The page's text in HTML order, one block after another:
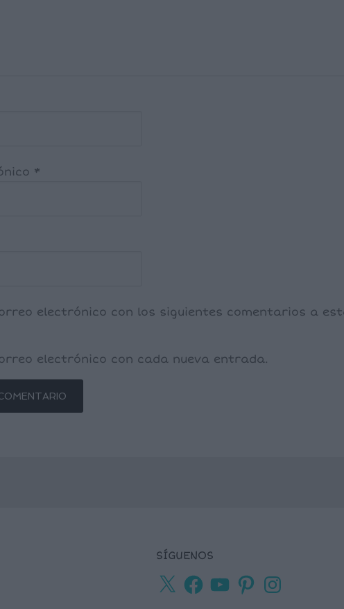
*
electrónico con los siguientes comentarios a
electrónico con cada nueva entrada.
SÍGUENOS
X
Facebook
YouTubePinterestInstagram